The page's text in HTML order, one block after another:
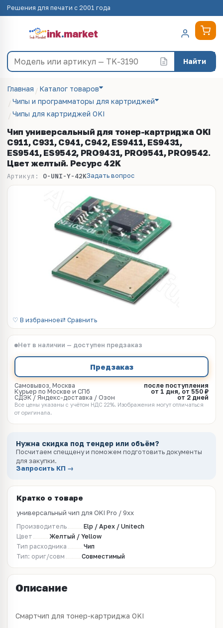
Решения для печати с 2001 года
ink.market
Найти
Главная
Каталог товаров
Чипы и программаторы для картриджей
Чипы для картриджей OKI
Чип универсальный для тонер-картриджа OKI
C911, C931, C941, C942, ES9411, ES9431,
ES9541, ES9542, PRO9431, PRO9541, PRO9542.
Цвет желтый. Ресурс 42K
Артикул: O-UNI-Y-42KЗадать вопрос
♡ В избранное⇄ Сравнить
Нет в наличии — доступен предзаказ
Предзаказ
Самовывоз, Москва
после поступления
Курьер по Москве и СПб
от 1 дня, от 550 ₽
СДЭК / Яндекс-доставка / Озон
от 2 дней
Все цены указаны с учётом НДС 22%. Изображения могут отличаться
от оригинала.
Нужна скидка под тендер или объём?
Посчитаем спеццену и поможем подготовить документы
для закупки.
Запросить КП →
Кратко о товаре
универсальный чип для OKI Pro / 9xx
Производитель
Elp / Apex / Unitech
Цвет
Желтый / Yellow
Тип расходника
Чип
Тип: ориг/совм
Совместимый
Описание
Смартчип для тонер-картриджа OKI